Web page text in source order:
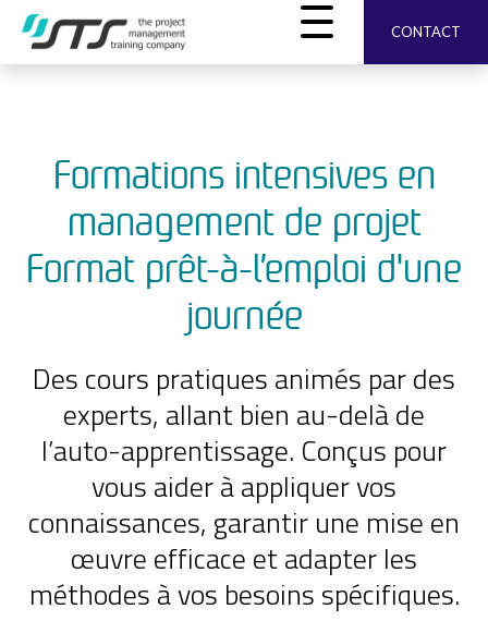
CONTACT
Formations intensives en
management de projet
Format prêt-à-l’emploi d'une
journée
Des cours pratiques animés par des
experts, allant bien au-delà de
l’auto-apprentissage. Conçus pour
vous aider à appliquer vos
connaissances, garantir une mise en
œuvre efficace et adapter les
méthodes à vos besoins spécifiques.